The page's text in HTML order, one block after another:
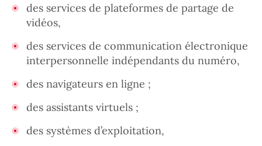
des services de plateformes de partage de
vidéos,
des services de communication électronique
interpersonnelle indépendants du numéro,
des navigateurs en ligne ;
des assistants virtuels ;
des systèmes d’exploitation,